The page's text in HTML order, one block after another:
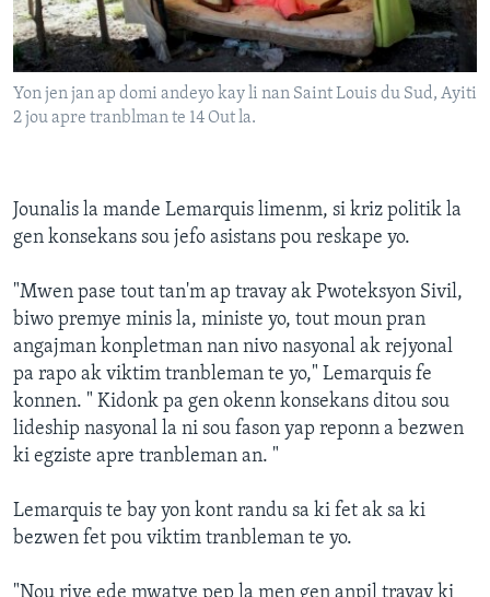
Yon jen jan ap domi andeyo kay li nan Saint Louis du Sud, Ayiti
2 jou apre tranblman te 14 Out la.
Jounalis la mande Lemarquis limenm, si kriz politik la
gen konsekans sou jefo asistans pou reskape yo.
"Mwen pase tout tan'm ap travay ak Pwoteksyon Sivil,
biwo premye minis la, ministe yo, tout moun pran
angajman konpletman nan nivo nasyonal ak rejyonal
pa rapo ak viktim tranbleman te yo," Lemarquis fe
konnen. " Kidonk pa gen okenn konsekans ditou sou
lideship nasyonal la ni sou fason yap reponn a bezwen
ki egziste apre tranbleman an. "
Lemarquis te bay yon kont randu sa ki fet ak sa ki
bezwen fet pou viktim tranbleman te yo.